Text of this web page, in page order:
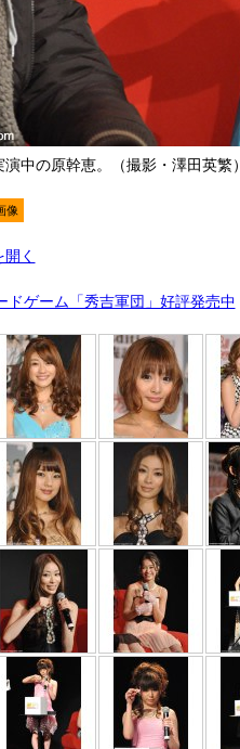
中の原幹恵。（撮影・澤田英繁）
像
く
ドゲーム「秀吉軍団」好評発売中